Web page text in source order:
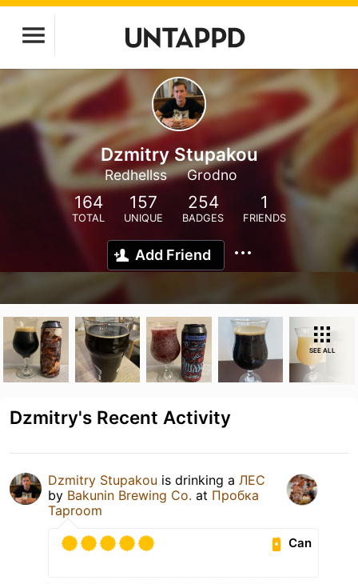
Dzmitry Stupakou
Redhellss Grodno
164
TOTAL
157
UNIQUE
254
BADGES
1
FRIENDS
Add Friend
SEE ALL
Dzmitry's Recent Activity
Dzmitry Stupakou is drinking a ЛЕС
by Bakunin Brewing Co. at Пробка
Taproom
Can